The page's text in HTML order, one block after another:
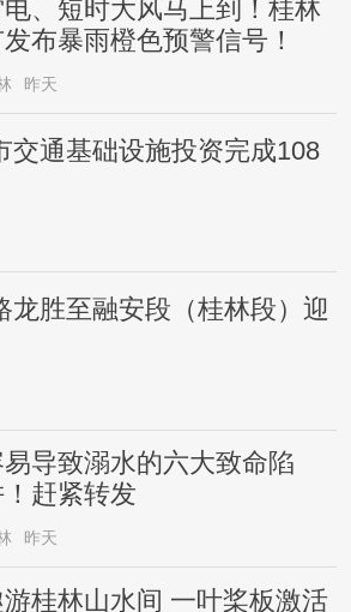
、短时大风马上到！桂林
布暴雨橙色预警信号！
昨天
交通基础设施投资完成108
胜至融安段（桂林段）迎
导致溺水的六大致命陷
！赶紧转发
昨天
游桂林山水间 一叶桨板激活